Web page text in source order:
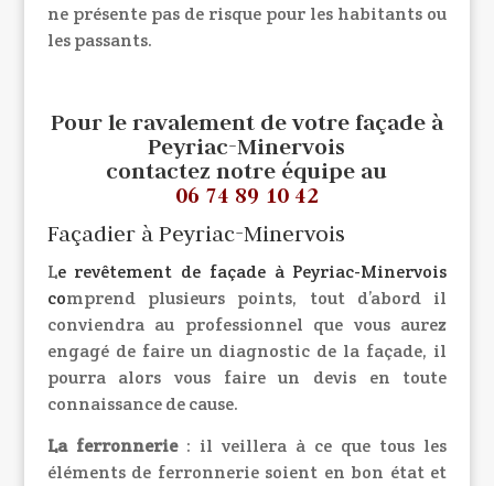
ne présente pas de risque pour les habitants ou
les passants.
Pour le ravalement de votre façade à
Peyriac-Minervois
contactez notre équipe au
06 74 89 10 42
Façadier à Peyriac-Minervois
Le revêtement de façade à Peyriac-Minervois
comprend plusieurs points, tout d’abord il
conviendra au professionnel que vous aurez
engagé de faire un diagnostic de la façade, il
pourra alors vous faire un devis en toute
connaissance de cause.
La ferronnerie: il veillera à ce que tous les
éléments de ferronnerie soient en bon état et